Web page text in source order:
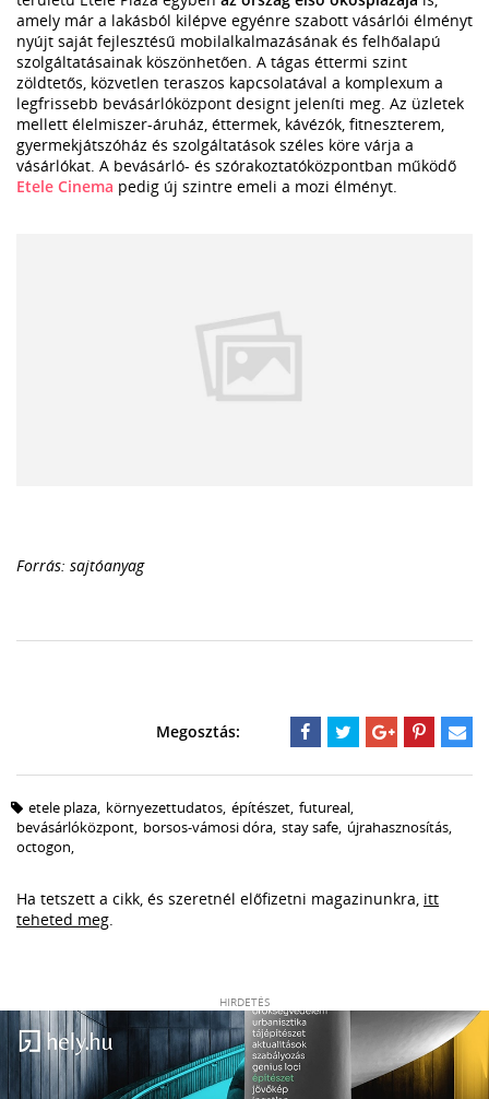
amely már a lakásból kilépve egyénre szabott vásárlói élményt
nyújt saját fejlesztésű mobilalkalmazásának és felhőalapú
szolgáltatásainak köszönhetően. A tágas éttermi szint
zöldtetős, közvetlen teraszos kapcsolatával a komplexum a
legfrissebb bevásárlóközpont designt jeleníti meg. Az üzletek
mellett élelmiszer-áruház, éttermek, kávézók, fitneszterem,
gyermekjátszóház és szolgáltatások széles köre várja a
vásárlókat. A bevásárló- és szórakoztatóközpontban működő
Etele Cinema pedig új szintre emeli a mozi élményt.
Forrás: sajtóanyag
etele plaza, környezettudatos, építészet, futureal,
bevásárlóközpont, borsos-vámosi dóra, stay safe, újrahasznosítás,
octogon,
Ha tetszett a cikk, és szeretnél előfizetni magazinunkra, itt
teheted meg.
HIRDETÉS